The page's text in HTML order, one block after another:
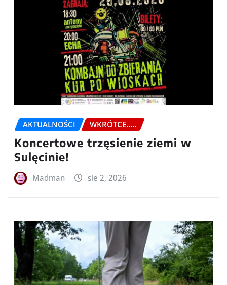
AKTUALNOŚCI WKRÓTCE.....
Koncertowe trzęsienie ziemi w
Sulęcinie!
Madman sie 2, 2026